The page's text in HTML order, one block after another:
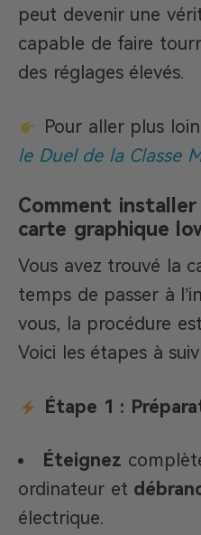
peut devenir une
capable de faire
des réglages élevés.
Pour aller plus
le Duel de la Classe
Comment
carte graphique
Vous avez trouvé la
temps de passer à
vous, la procédure
Voici les étapes à
Étape 1 :
Éteignez
ordinateur et
électrique.